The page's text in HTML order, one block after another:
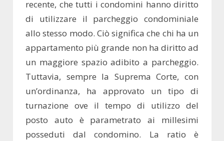
recente, che tutti i condomini hanno diritto
di utilizzare il parcheggio condominiale
allo stesso modo. Ciò significa che chi ha un
appartamento più grande non ha diritto ad
un maggiore spazio adibito a parcheggio.
Tuttavia, sempre la Suprema Corte, con
un’ordinanza, ha approvato un tipo di
turnazione ove il tempo di utilizzo del
posto auto è parametrato ai millesimi
posseduti dal condomino. La ratio è